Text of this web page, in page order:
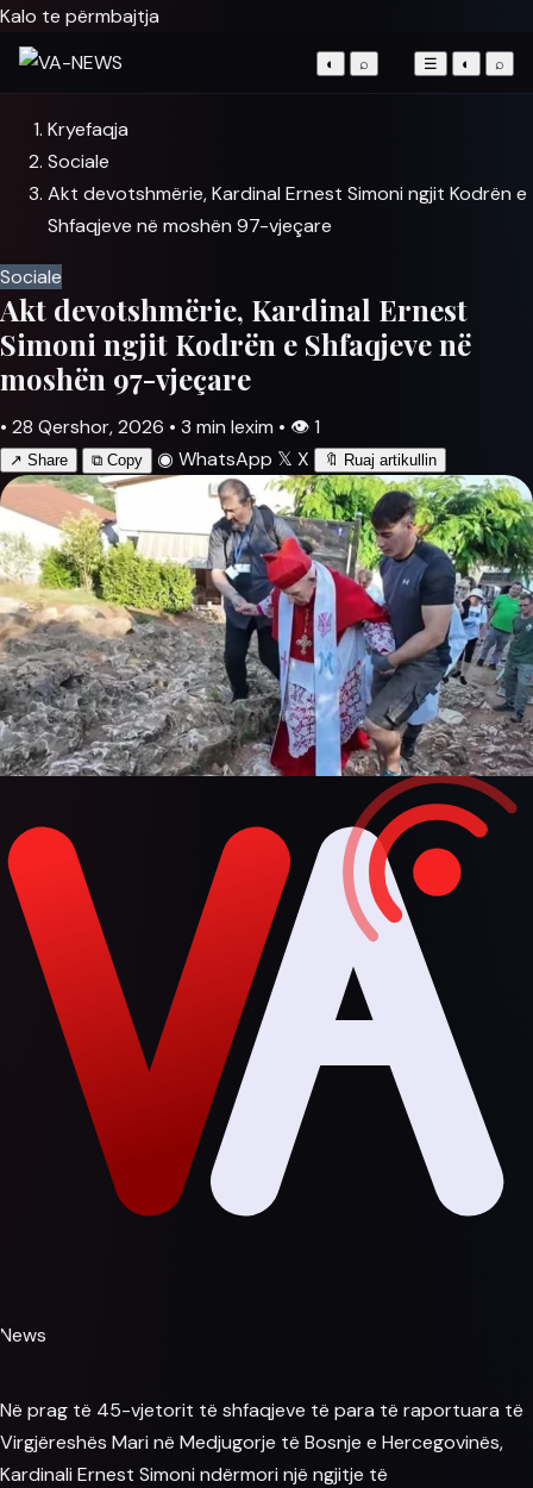
Kalo te përmbajtja
◐ ⌕ ☰ ◐ ⌕
Kryefaqja
Sociale
Akt devotshmërie, Kardinal Ernest Simoni ngjit Kodrën e
Shfaqjeve në moshën 97-vjeçare
Sociale
Akt devotshmërie, Kardinal Ernest
Simoni ngjit Kodrën e Shfaqjeve në
moshën 97-vjeçare
• 28 Qershor, 2026 • 3 min lexim • 👁1
↗ Share ⧉ Copy ◉ WhatsApp 𝕏 X 🔖 Ruaj artikullin
News
Në prag të 45-vjetorit të shfaqjeve të para të raportuara të
Virgjëreshës Mari në Medjugorje të Bosnje e Hercegovinës,
Kardinali Ernest Simoni ndërmori një ngjitje të